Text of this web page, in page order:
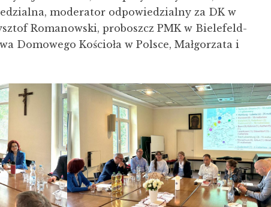
moderator odpowiedzialny za DK w
Romanowski, proboszcz PMK w Bielefeld-
Domowego Kościoła w Polsce, Małgorzata i